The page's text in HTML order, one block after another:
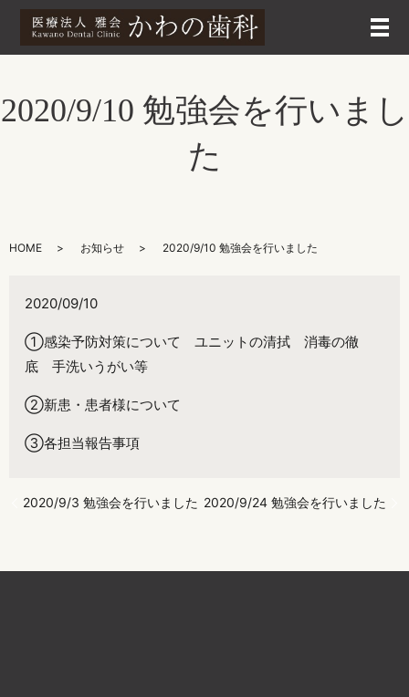
メ
2020/9/10 勉強会を行いまし
た
HOME お知らせ 2020/9/10 勉強会を行いました
2020/09/10
①感染予防対策について ユニットの清拭 消毒の徹
底 手洗いうがい等
②新患・患者様について
③各担当報告事項
2020/9/3 勉強会を行いました 2020/9/24 勉強会を行いました